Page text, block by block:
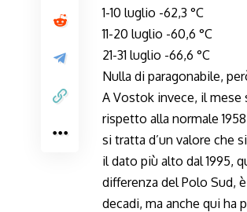
1-10 luglio -62,3 °C
11-20 luglio -60,6 °C
21-31 luglio -66,6 °C
Nulla di paragonabile,
A Vostok invece, il mese
rispetto alla normale
si tratta d’un valore che
il dato più alto dal 1995,
differenza del Polo Sud,
decadi, ma anche qui ha